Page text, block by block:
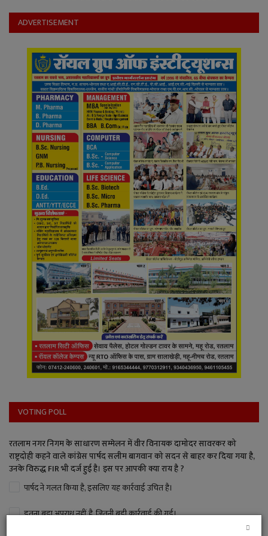
Language
English Hiindi
ADVERTISEMENT
VOTING POLL
रतलाम नगर निगम के साधारण सम्मेलन में वीर विनायक दामोदर सावरकर को
राष्ट्रदोही कहने वाले कांग्रेस पार्षद सलीम बागवान को सदन से बाहर कर दिया गया है,
उनके विरुद्ध FIR भी दर्ज हुई है। इस पर आपकी क्या राय है ?
पार्षद ने गलत किया है, इसलिए यह कार्रवाई उचित है।
इतना बड़ा अपराध नहीं है, जितनी बड़ी कार्रवाई की गई।